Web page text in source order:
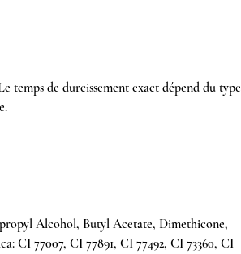
temps de durcissement exact dépend du type
Alcohol, Butyl Acetate, Dimethicone,
CI 77007, CI 77891, CI 77492, CI 73360, CI